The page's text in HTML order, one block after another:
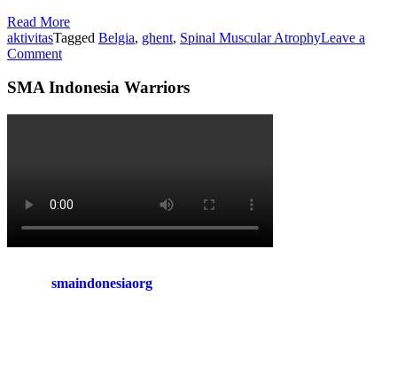
Read More
aktivitasTagged Belgia, ghent, Spinal Muscular AtrophyLeave a
Commenton
Indonesia
To
SMA Indonesia Warriors
smaindonesiaorg